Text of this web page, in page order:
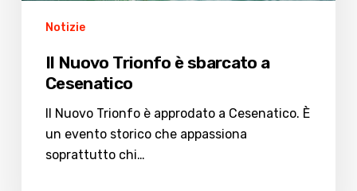
Notizie
Il Nuovo Trionfo è sbarcato a
Cesenatico
Il Nuovo Trionfo è approdato a Cesenatico. È
un evento storico che appassiona
soprattutto chi…